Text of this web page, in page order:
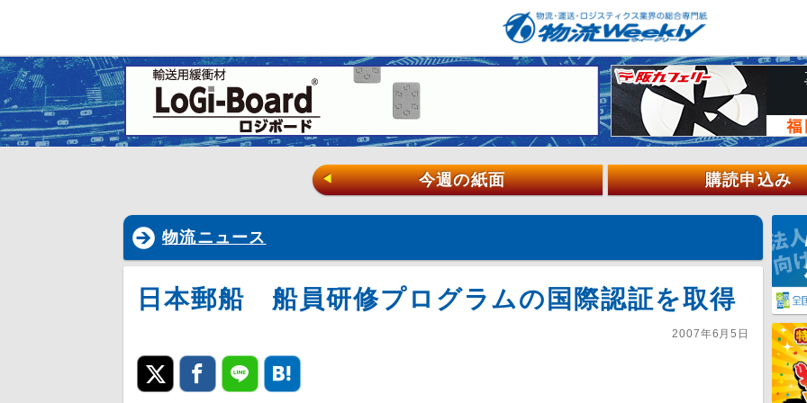
◀ 今週の紙面 購読申込み
物流ニュース
日本郵船 船員研修プログラムの国際認証を取得
2007年6月5日